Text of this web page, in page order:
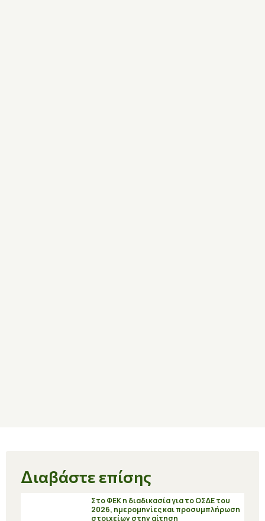
Διαβάστε επίσης
Στο ΦΕΚ η διαδικασία για το ΟΣΔΕ του
2026, ημερομηνίες και προσυμπλήρωση
στοιχείων στην αίτηση